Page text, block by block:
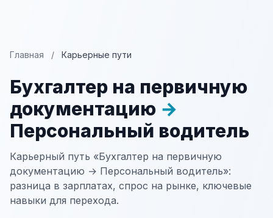
Главная / Карьерные пути
Бухгалтер на первичную
документацию →
Персональный водитель
Карьерный путь «Бухгалтер на первичную
документацию → Персональный водитель»:
разница в зарплатах, спрос на рынке, ключевые
навыки для перехода.